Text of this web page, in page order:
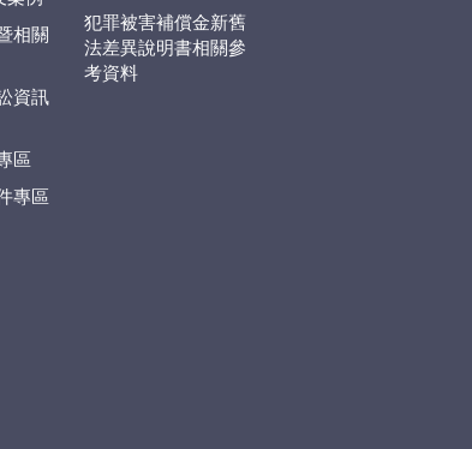
相關
資訊
區
專區
犯罪被害補償金新舊
法差異說明書相關參
考資料